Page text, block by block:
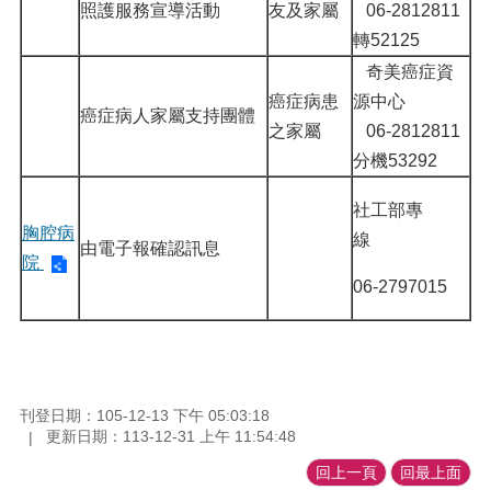
照護服務宣導活動
友及家屬
06-2812811
轉52125
癌症病人家屬支持團體
癌症病患
之家屬
奇美癌症資
源中心
06-2812811
分機53292
胸腔病
院
由電子報確認訊息
社工部專
線
06-2797015
刊登日期：105-12-13 下午 05:03:18
更新日期：113-12-31 上午 11:54:48
回上一頁 回最上面